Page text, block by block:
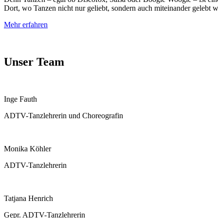
Dort, wo Tanzen nicht nur geliebt, sondern auch miteinander gelebt
Mehr erfahren
Unser Team
Inge Fauth
ADTV-Tanzlehrerin und Choreografin
Monika Köhler
ADTV-Tanzlehrerin
Tatjana Henrich
Gepr. ADTV-Tanzlehrerin